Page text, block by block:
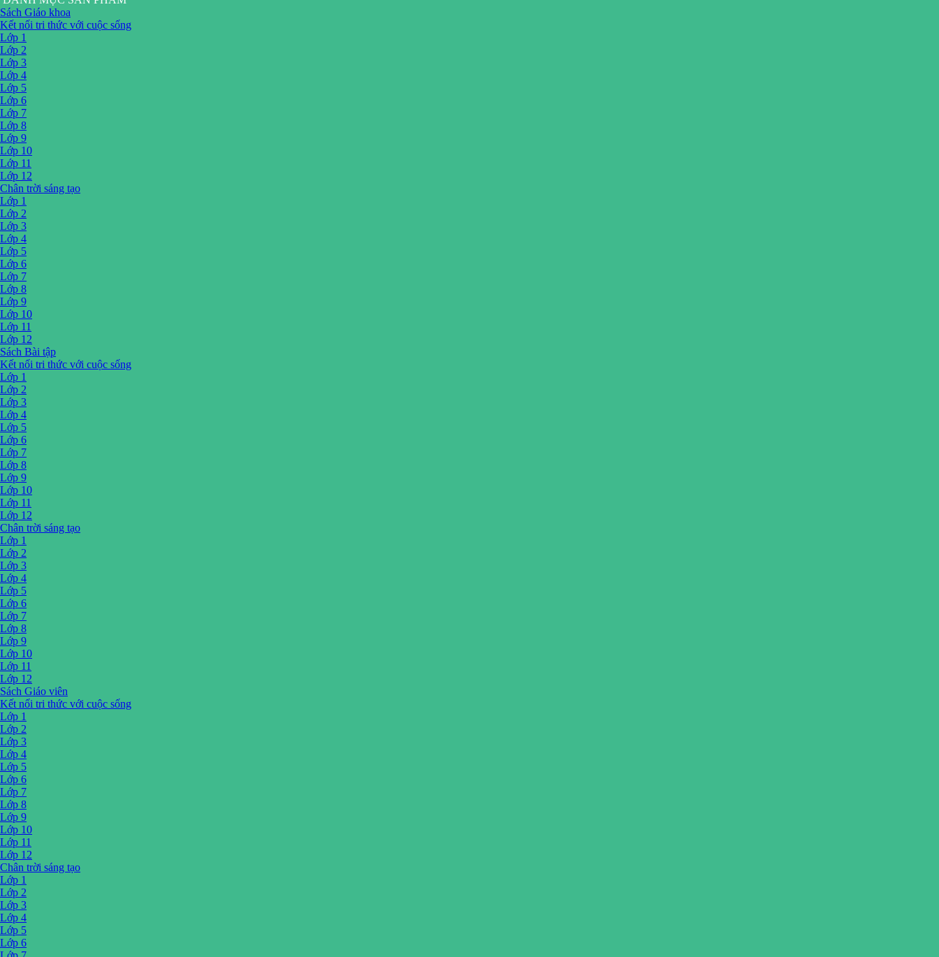
Sách Giáo khoa
Kết nối tri thức với cuộc sống
Lớp 1
Lớp 2
Lớp 3
Lớp 4
Lớp 5
Lớp 6
Lớp 7
Lớp 8
Lớp 9
Lớp 10
Lớp 11
Lớp 12
Chân trời sáng tạo
Lớp 1
Lớp 2
Lớp 3
Lớp 4
Lớp 5
Lớp 6
Lớp 7
Lớp 8
Lớp 9
Lớp 10
Lớp 11
Lớp 12
Sách Bài tập
Kết nối tri thức với cuộc sống
Lớp 1
Lớp 2
Lớp 3
Lớp 4
Lớp 5
Lớp 6
Lớp 7
Lớp 8
Lớp 9
Lớp 10
Lớp 11
Lớp 12
Chân trời sáng tạo
Lớp 1
Lớp 2
Lớp 3
Lớp 4
Lớp 5
Lớp 6
Lớp 7
Lớp 8
Lớp 9
Lớp 10
Lớp 11
Lớp 12
Sách Giáo viên
Kết nối tri thức với cuộc sống
Lớp 1
Lớp 2
Lớp 3
Lớp 4
Lớp 5
Lớp 6
Lớp 7
Lớp 8
Lớp 9
Lớp 10
Lớp 11
Lớp 12
Chân trời sáng tạo
Lớp 1
Lớp 2
Lớp 3
Lớp 4
Lớp 5
Lớp 6